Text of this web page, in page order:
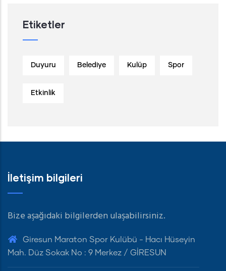
Etiketler
Duyuru Belediye Kulüp Spor
Etkinlik
İletişim bilgileri
Bize aşağıdaki bilgilerden ulaşabilirsiniz.
Giresun Maraton Spor Kulübü - Hacı Hüseyin
Mah. Düz Sokak No : 9 Merkez / GİRESUN